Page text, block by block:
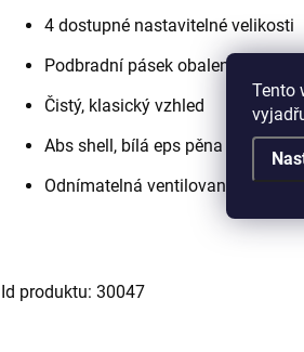
Tento
4 dostupné nastavitelné velikosti
Podbradní pásek obalený
Čistý, klasický vzhled
Abs shell, bílá eps pěna
Odnímatelná ventilovaná podšívka
Id produktu: 30047